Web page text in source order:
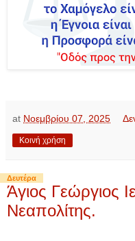
at Νοεμβρίου 07, 2025
Κοινή χρήση
Δευτέρα
Άγιος Γεώργιος
Νεαπολίτης.